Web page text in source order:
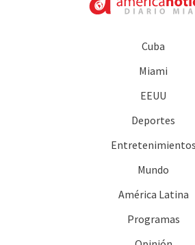
Cuba
Miami
EEUU
Deportes
Entretenimientos
Mundo
América Latina
Programas